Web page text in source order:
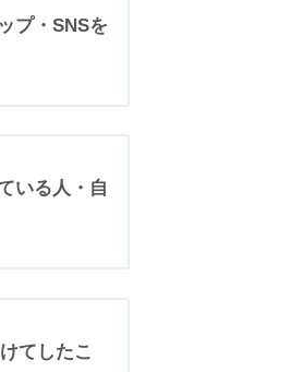
プ・SNSを
いる人・自
てしたこ